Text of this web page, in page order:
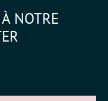
NOTRE